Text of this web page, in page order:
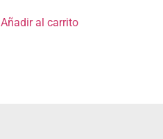
Añadir al carrito